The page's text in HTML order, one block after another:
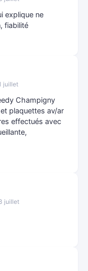
explique ne
fiabilité
juillet
Champigny
plaquettes av/ar
effectués avec
juillet